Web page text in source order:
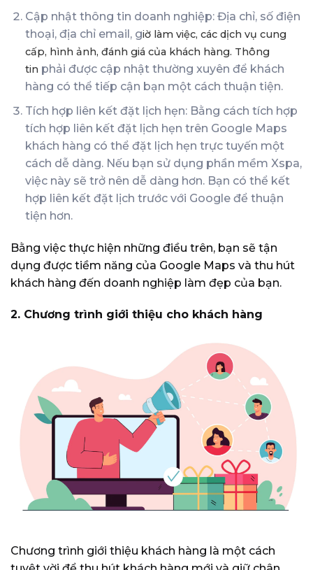
Cập nhật thông tin doanh nghiệp: Địa chỉ, số điện
thoại, địa chỉ email, giờ làm việc, các dịch vụ cung
cấp, hình ảnh, đánh giá của khách hàng. Thông
tin phải được cập nhật thường xuyên để khách
hàng có thể tiếp cận bạn một cách thuận tiện.
Tích hợp liên kết đặt lịch hẹn: Bằng cách tích hợp
tích hợp liên kết đặt lịch hẹn trên Google Maps
khách hàng có thể đặt lịch hẹn trực tuyến một
cách dễ dàng. Nếu bạn sử dụng phần mềm Xspa,
việc này sẽ trở nên dễ dàng hơn. Bạn có thể kết
hợp liên kết đặt lịch trước với Google để thuận
tiện hơn.
Bằng việc thực hiện những điều trên, bạn sẽ tận
dụng được tiềm năng của Google Maps và thu hút
khách hàng đến doanh nghiệp làm đẹp của bạn.
2. Chương trình giới thiệu cho khách hàng
Chương trình giới thiệu khách hàng là một cách